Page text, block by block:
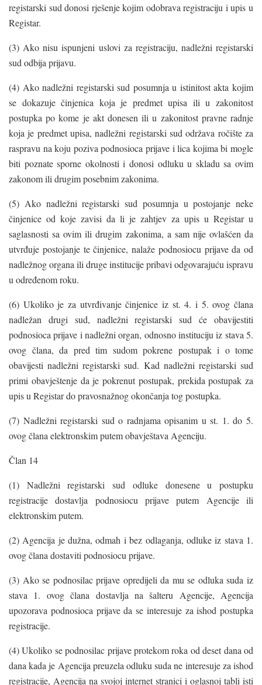
registarski sud donosi rješenje kojim odobrava registraciju i upis u
Registar.
(3) Ako nisu ispunjeni uslovi za registraciju, nadležni registarski
sud odbija prijavu.
(4) Ako nadležni registarski sud posumnja u istinitost akta kojim
se dokazuje činjenica koja je predmet upisa ili u zakonitost
postupka po kome je akt donesen ili u zakonitost pravne radnje
koja je predmet upisa, nadležni registarski sud održava ročište za
raspravu na koju poziva podnosioca prijave i lica kojima bi mogle
biti poznate sporne okolnosti i donosi odluku u skladu sa ovim
zakonom ili drugim posebnim zakonima.
(5) Ako nadležni registarski sud posumnja u postojanje neke
činjenice od koje zavisi da li je zahtjev za upis u Registar u
saglasnosti sa ovim ili drugim zakonima, a sam nije ovlašćen da
utvrđuje postojanje te činjenice, nalaže podnosiocu prijave da od
nadležnog organa ili druge institucije pribavi odgovarajuću ispravu
u određenom roku.
(6) Ukoliko je za utvrđivanje činjenice iz st. 4. i 5. ovog člana
nadležan drugi sud, nadležni registarski sud će obavijestiti
podnosioca prijave i nadležni organ, odnosno instituciju iz stava 5.
ovog člana, da pred tim sudom pokrene postupak i o tome
obavijesti nadležni registarski sud. Kad nadležni registarski sud
primi obavještenje da je pokrenut postupak, prekida postupak za
upis u Registar do pravosnažnog okončanja tog postupka.
(7) Nadležni registarski sud o radnjama opisanim u st. 1. do 5.
ovog člana elektronskim putem obavještava Agenciju.
Član 14
(1) Nadležni registarski sud odluke donesene u postupku
registracije dostavlja podnosiocu prijave putem Agencije ili
elektronskim putem.
(2) Agencija je dužna, odmah i bez odlaganja, odluke iz stava 1.
ovog člana dostaviti podnosiocu prijave.
(3) Ako se podnosilac prijave opredijeli da mu se odluka suda iz
stava 1. ovog člana dostavlja na šalteru Agencije, Agencija
upozorava podnosioca prijave da se interesuje za ishod postupka
registracije.
(4) Ukoliko se podnosilac prijave protekom roka od deset dana od
dana kada je Agencija preuzela odluku suda ne interesuje za ishod
registracije, Agencija na svojoj internet stranici i oglasnoj tabli isti